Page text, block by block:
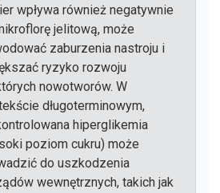
wpływa również negatywnie
jelitową, może
zaburzenia nastroju i
ryzyko rozwoju
nowotworów. W
długoterminowym,
hiperglikemia
poziom cukru) może
do uszkodzenia
wewnętrznych, takich jak